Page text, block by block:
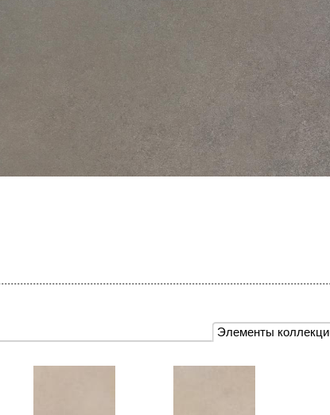
Элементы